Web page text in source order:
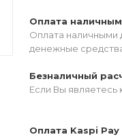
Оплата
Оплата наличными
денежные
Безналичный
Если Вы
Оплата Kaspi Pay